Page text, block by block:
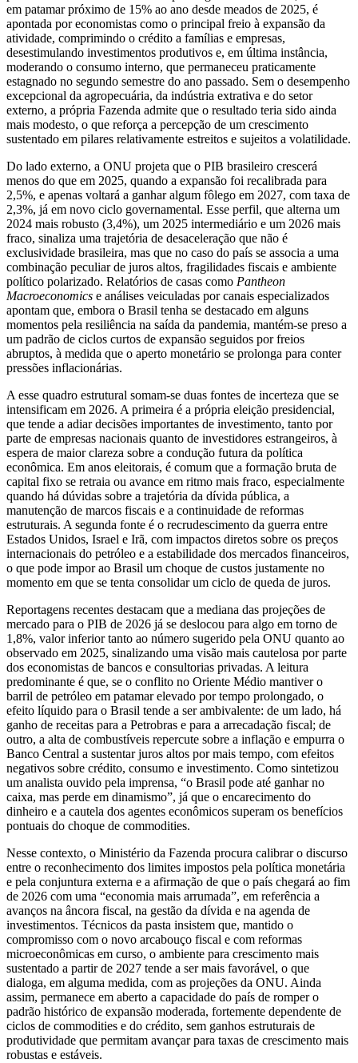
em patamar próximo de 15% ao ano desde meados de 2025, é
apontada por economistas como o principal freio à expansão da
atividade, comprimindo o crédito a famílias e empresas,
desestimulando investimentos produtivos e, em última instância,
moderando o consumo interno, que permaneceu praticamente
estagnado no segundo semestre do ano passado. Sem o desempenho
excepcional da agropecuária, da indústria extrativa e do setor
externo, a própria Fazenda admite que o resultado teria sido ainda
mais modesto, o que reforça a percepção de um crescimento
sustentado em pilares relativamente estreitos e sujeitos a volatilidade.
Do lado externo, a ONU projeta que o PIB brasileiro crescerá
menos do que em 2025, quando a expansão foi recalibrada para
2,5%, e apenas voltará a ganhar algum fôlego em 2027, com taxa de
2,3%, já em novo ciclo governamental. Esse perfil, que alterna um
2024 mais robusto (3,4%), um 2025 intermediário e um 2026 mais
fraco, sinaliza uma trajetória de desaceleração que não é
exclusividade brasileira, mas que no caso do país se associa a uma
combinação peculiar de juros altos, fragilidades fiscais e ambiente
político polarizado. Relatórios de casas como Pantheon
Macroeconomics e análises veiculadas por canais especializados
apontam que, embora o Brasil tenha se destacado em alguns
momentos pela resiliência na saída da pandemia, mantém-se preso a
um padrão de ciclos curtos de expansão seguidos por freios
abruptos, à medida que o aperto monetário se prolonga para conter
pressões inflacionárias.
A esse quadro estrutural somam‑se duas fontes de incerteza que se
intensificam em 2026. A primeira é a própria eleição presidencial,
que tende a adiar decisões importantes de investimento, tanto por
parte de empresas nacionais quanto de investidores estrangeiros, à
espera de maior clareza sobre a condução futura da política
econômica. Em anos eleitorais, é comum que a formação bruta de
capital fixo se retraia ou avance em ritmo mais fraco, especialmente
quando há dúvidas sobre a trajetória da dívida pública, a
manutenção de marcos fiscais e a continuidade de reformas
estruturais. A segunda fonte é o recrudescimento da guerra entre
Estados Unidos, Israel e Irã, com impactos diretos sobre os preços
internacionais do petróleo e a estabilidade dos mercados financeiros,
o que pode impor ao Brasil um choque de custos justamente no
momento em que se tenta consolidar um ciclo de queda de juros.
Reportagens recentes destacam que a mediana das projeções de
mercado para o PIB de 2026 já se deslocou para algo em torno de
1,8%, valor inferior tanto ao número sugerido pela ONU quanto ao
observado em 2025, sinalizando uma visão mais cautelosa por parte
dos economistas de bancos e consultorias privadas. A leitura
predominante é que, se o conflito no Oriente Médio mantiver o
barril de petróleo em patamar elevado por tempo prolongado, o
efeito líquido para o Brasil tende a ser ambivalente: de um lado, há
ganho de receitas para a Petrobras e para a arrecadação fiscal; de
outro, a alta de combustíveis repercute sobre a inflação e empurra o
Banco Central a sustentar juros altos por mais tempo, com efeitos
negativos sobre crédito, consumo e investimento. Como sintetizou
um analista ouvido pela imprensa, “o Brasil pode até ganhar no
caixa, mas perde em dinamismo”, já que o encarecimento do
dinheiro e a cautela dos agentes econômicos superam os benefícios
pontuais do choque de commodities.
Nesse contexto, o Ministério da Fazenda procura calibrar o discurso
entre o reconhecimento dos limites impostos pela política monetária
e pela conjuntura externa e a afirmação de que o país chegará ao fim
de 2026 com uma “economia mais arrumada”, em referência a
avanços na âncora fiscal, na gestão da dívida e na agenda de
investimentos. Técnicos da pasta insistem que, mantido o
compromisso com o novo arcabouço fiscal e com reformas
microeconômicas em curso, o ambiente para crescimento mais
sustentado a partir de 2027 tende a ser mais favorável, o que
dialoga, em alguma medida, com as projeções da ONU. Ainda
assim, permanece em aberto a capacidade do país de romper o
padrão histórico de expansão moderada, fortemente dependente de
ciclos de commodities e do crédito, sem ganhos estruturais de
produtividade que permitam avançar para taxas de crescimento mais
robustas e estáveis.